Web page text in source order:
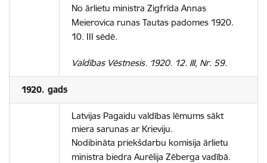
No ārlietu ministra Zigfrīda Annas
Meierovica runas Tautas padomes 1920.
10. III sēdē.
Valdības Vēstnesis. 1920. 12. III, Nr. 59.
1920. gads
Latvijas Pagaidu valdības lēmums sākt
miera sarunas ar Krieviju.
Nodibināta priekšdarbu komisija ārlietu
ministra biedra Aurēlija Zēberga vadībā.